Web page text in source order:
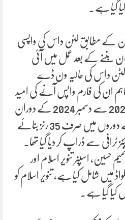
گیا ہے۔
کے مطابق لٹن داس کی واپسی
بننے کے بعد عمل میں آئی
لٹن داس کی حالیہ ون ڈے
ان کی فارم واپس آنے کی امید
ہے۔لٹن داس نے دسمبر 2023 سے دسمبر 2024 کے دوران
نیوزی لینڈ اور ویسٹ انڈیز کے دوروں میں صرف 35 رنز بنائے
ٹرافی سے ڈراپ کر دیا گیا تھا۔
حسین، اسپنر تنویر اسلام اور
میں شامل کیا ہے، تنویر اسلام کو
گیا ہے۔